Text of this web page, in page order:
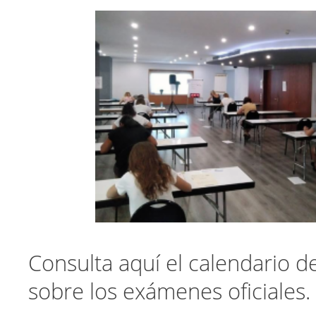
Consulta aquí el calendario
sobre los exámenes oficiales.